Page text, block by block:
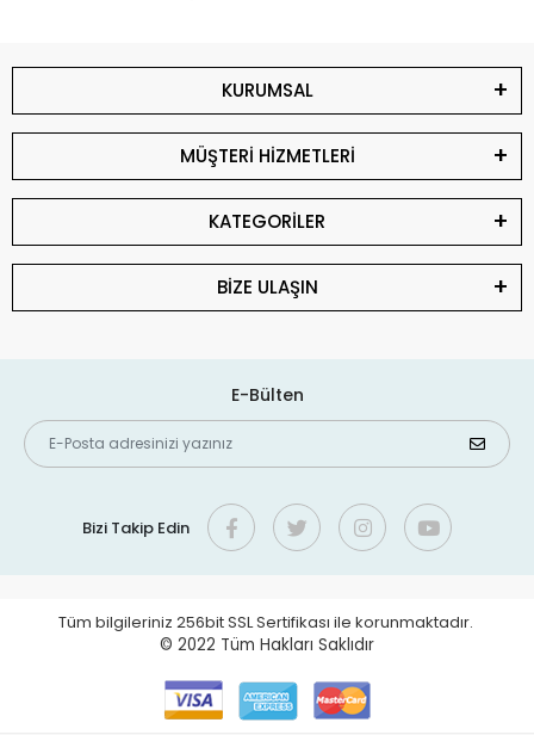
KURUMSAL
MÜŞTERİ HİZMETLERİ
KATEGORİLER
BİZE ULAŞIN
E-Bülten
Bizi Takip Edin
Tüm bilgileriniz 256bit SSL Sertifikası ile korunmaktadır.
© 2022 Tüm Hakları Saklıdır